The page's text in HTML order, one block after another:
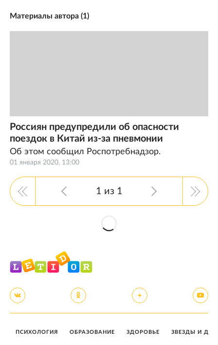
Материалы автора (1)
01 января 2020, 13:00
Россиян предупредили об опасности
поездок в Китай из-за пневмонии
Об этом сообщил Роспотребнадзор.
1 из 1
ПСИХОЛОГИЯ ОБРАЗОВАНИЕ ЗДОРОВЬЕ ЗВЕЗДЫ И